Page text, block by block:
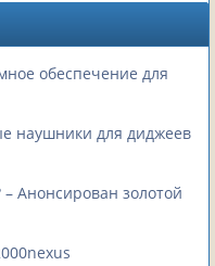
обеспечение для
наушники для диджеев
Анонсирован золотой